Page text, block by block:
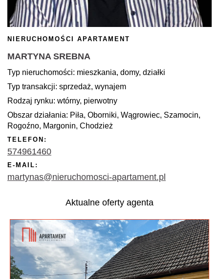
NIERUCHOMOŚCI APARTAMENT
MARTYNA SREBNA
Typ nieruchomości: mieszkania, domy, działki
Typ transakcji: sprzedaż, wynajem
Rodzaj rynku: wtórny, pierwotny
Obszar działania: Piła, Oborniki, Wągrowiec, Szamocin,
Rogoźno, Margonin, Chodzież
TELEFON:
574961460
E-MAIL:
martynas@nieruchomosci-apartament.pl
Aktualne oferty agenta